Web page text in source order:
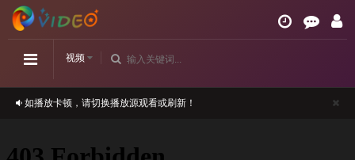
视频
如播放卡顿，请切换播放源观看或刷新！